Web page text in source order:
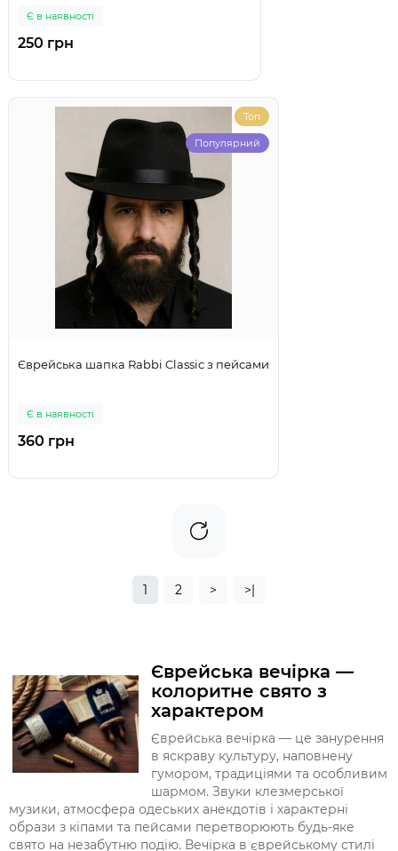
Є в наявності
250 грн
Топ
Популярний
Єврейська шапка Rabbi Classic з пейсами
Є в наявності
360 грн
1 2 > >|
Єврейська вечірка —
колоритне свято з
характером
Єврейська вечірка — це занурення
в яскраву культуру, наповнену
гумором, традиціями та особливим
шармом. Звуки клезмерської
музики, атмосфера одеських анекдотів і характерні
образи з кіпами та пейсами перетворюють будь-яке
свято на незабутню подію. Вечірка в єврейському стилі